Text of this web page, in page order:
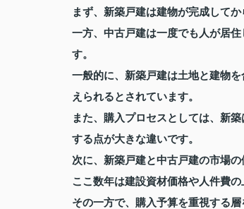
まず、新築戸建は建物が完成して
一方、中古戸建は一度でも人が居
す。
一般的に、新築戸建は土地と建物
えられるとされています。
また、購入プロセスとしては、新
する点が大きな違いです。
次に、新築戸建と中古戸建の市場の
ここ数年は建設資材価格や人件費
その一方で、購入予算を重視する